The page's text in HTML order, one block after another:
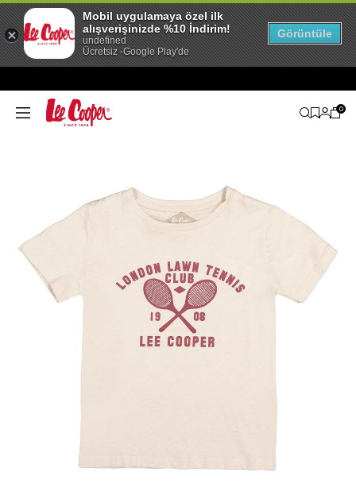
0
Mobil uygulamaya özel ilk
alışverişinizde %10 İndirim!
undefined
Ücretsiz -Google Play'de
Görüntüle